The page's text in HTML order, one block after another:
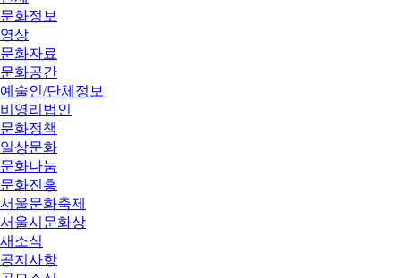
문화정보
영상
문화자료
문화공간
예술인/단체정보
비영리법인
문화정책
일상문화
문화나눔
문화진흥
서울문화축제
서울시문화상
새소식
공지사항